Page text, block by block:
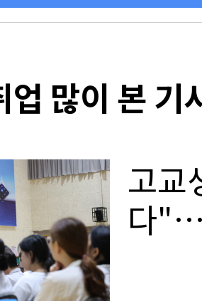
업 많이 본 기
고교
다"…